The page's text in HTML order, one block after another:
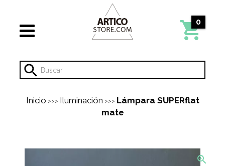
0
Inicio >>> Iluminación >>> Lámpara SUPERflat
mate
